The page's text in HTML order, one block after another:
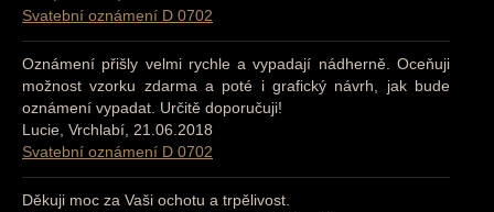
Svatební oznámení D 0702
Oznámení přišly velmi rychle a vypadají nádherně. Oceňuji
možnost vzorku zdarma a poté i grafický návrh, jak bude
oznámení vypadat. Určitě doporučuji!
Lucie, Vrchlabí, 21.06.2018
Svatební oznámení D 0702
Děkuji moc za Vaši ochotu a trpělivost.